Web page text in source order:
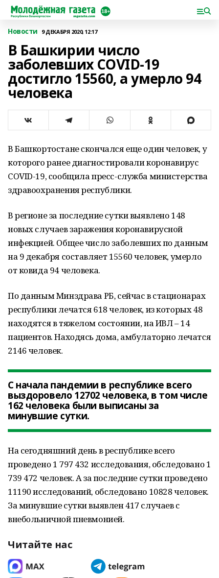
Новости 9 ДЕКАБРЯ 2020, 12:17
В Башкирии число
заболевших COVID-19
достигло 15560, а умерло 94
человека
В Башкортостане скончался еще один человек, у
которого ранее диагностировали коронавирус
COVID-19, сообщила пресс-служба министерства
здравоохранения республики.
В регионе за последние сутки выявлено 148
новых случаев заражения коронавирусной
инфекцией. Общее число заболевших по данным
на 9 декабря составляет 15560 человек, умерло
от ковида 94 человека.
По данным Минздрава РБ, сейчас в стационарах
республики лечатся 618 человек, из которых 48
находятся в тяжелом состоянии, на ИВЛ – 14
пациентов. Находясь дома, амбулаторно лечатся
2146 человек.
С начала пандемии в республике всего
выздоровело 12702 человека, в том числе
162 человека были выписаны за
минувшие сутки.
На сегодняшний день в республике всего
проведено 1 797 432 исследования, обследовано 1
739 472 человек. А за последние сутки проведено
11190 исследований, обследовано 10828 человек.
За минувшие сутки выявлен 417 случаев с
внебольничной пневмонией.
Читайте нас